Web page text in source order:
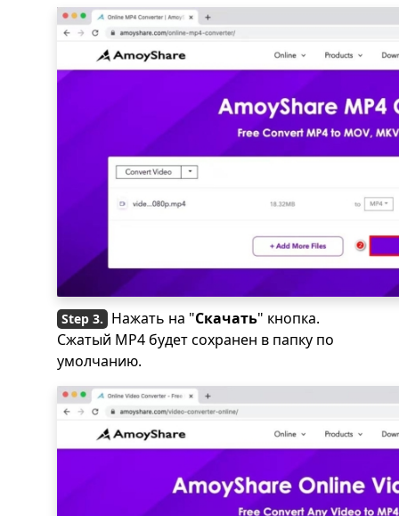
Нажать на "Скачать" кнопка.
Сжатый MP4 будет сохранен в папку по
умолчанию.